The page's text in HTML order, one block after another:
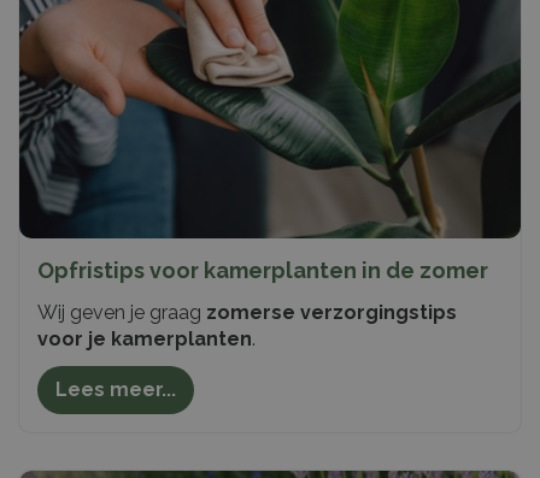
Opfristips voor kamerplanten in de zomer
Wij geven je graag zomerse verzorgingstips
voor je kamerplanten.
Lees meer...